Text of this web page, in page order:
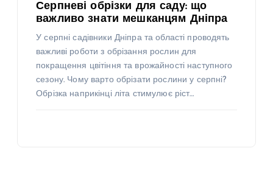
Серпневі обрізки для саду: що
важливо знати мешканцям Дніпра
У серпні садівники Дніпра та області проводять
важливі роботи з обрізання рослин для
покращення цвітіння та врожайності наступного
сезону. Чому варто обрізати рослини у серпні?
Обрізка наприкінці літа стимулює ріст…